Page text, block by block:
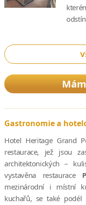
Gastronomie a
Hotel Heritage Grand
restaurace, jež jsou
architektonických –
vystavěna restaurace
mezinárodní i místní
kuchařů, se také podél